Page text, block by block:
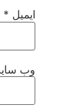
ایمیل *
وب‌